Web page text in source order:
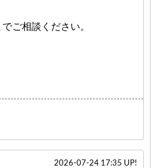
ご相談ください。
2026-07-24 17:35 UP!